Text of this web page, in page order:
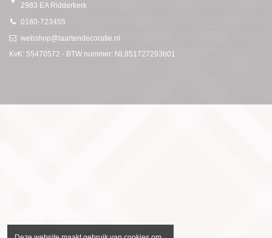
2983 EA Ridderkerk
0180-723455
webshop@taartendecoratie.nl
KvK: 55470572 - BTW nummer: NL851727293b01